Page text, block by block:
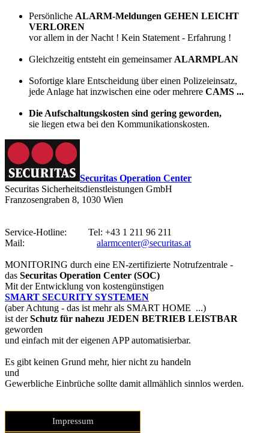
Persönliche ALARM-Meldungen GEHEN LEICHT
VERLOREN
vor allem in der Nacht ! Kein Statement - Erfahrung !
Gleichzeitig entsteht ein gemeinsamer ALARMPLAN
Sofortige klare Entscheidung über einen Polizeieinsatz,
jede Anlage hat inzwischen eine oder mehrere CAMS ...
Die Aufschaltungskosten sind gering geworden,
sie liegen etwa bei den Kommunikationskosten.
Securitas Operation Center
Securitas Sicherheitsdienstleistungen GmbH
Franzosengraben 8, 1030 Wien
Service-Hotline: Tel: +43 1 211 96 211
Mail: alarmcenter@securitas.at
MONITORING durch eine EN-zertifizierte Notrufzentrale -
das Securitas Operation Center (SOC)
Mit der Entwicklung von kostengünstigen
SMART SECURITY SYSTEMEN
(aber Achtung - das ist mehr als SMART HOME ...)
ist derSchutz für nahezu JEDEN BETRIEB LEISTBAR
geworden
und einfach mit der eigenen APP automatisierbar.
Es gibt keinen Grund mehr, hier nicht zu handeln
und
Gewerbliche Einbrüche sollte damit allmählich sinnlos werden.
Impressum